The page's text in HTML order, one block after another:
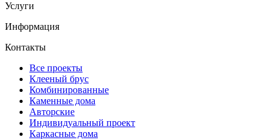
Услуги
Информация
Контакты
Все проекты
Клееный брус
Комбинированные
Каменные дома
Авторские
Индивидуальный проект
Каркасные дома